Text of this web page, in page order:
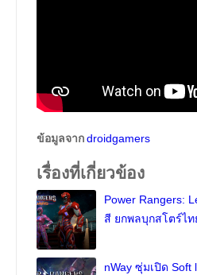
ข้อมูลจากdroidgamers
เรื่องที่เกี่ยวข้อง
Power Rangers:
สี ยกพลบุกสโตร์ไ
nWay ซุ่มเปิด